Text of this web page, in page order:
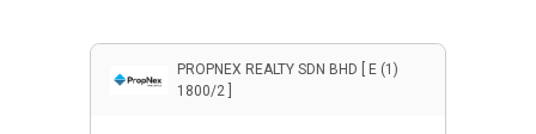
PROPNEX REALTY SDN BHD [ E (1)
1800/2 ]